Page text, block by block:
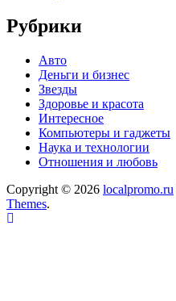
Рубрики
Авто
Деньги и бизнес
Звезды
Здоровье и красота
Интересное
Компьютеры и гаджеты
Наука и технологии
Отношения и любовь
Copyright © 2026 localpromo.ru
Themes.